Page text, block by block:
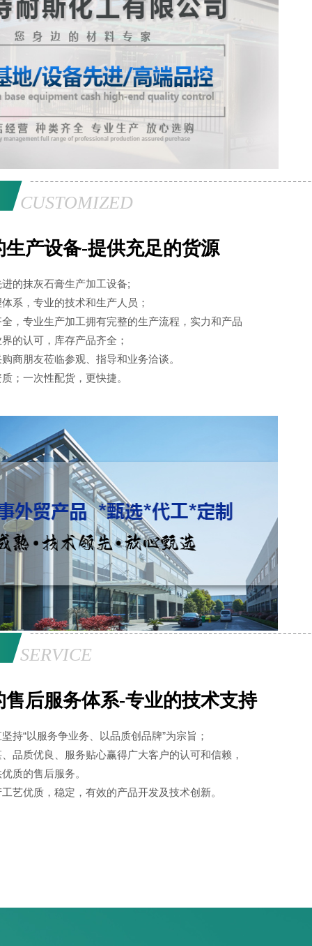
CUSTOMIZED
生产设备-提供充足的货源
的抹灰石膏生产加工设备;
系，专业的技术和生产人员；
，专业生产加工拥有完整的生产流程，实力和产品
的认可， 库存产品齐全；
商朋友莅临参观、指导和业务洽谈。
；一次性配货，更快捷。
SERVICE
售后服务体系-专业的技术支持
持“以服务争业务、以品质创品牌”为宗旨；
品质优良、服务贴心赢得广大客户的认可和信赖，
质的售后服务。
艺优质，稳定，有效的产品开发及技术创新。